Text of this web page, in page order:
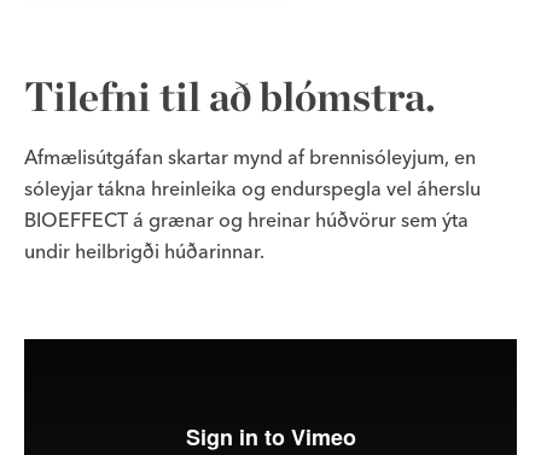
Tilefni til að blómstra.
Afmælisútgáfan skartar mynd af brennisóleyjum, en
sóleyjar tákna hreinleika og endurspegla vel áherslu
BIOEFFECT á grænar og hreinar húðvörur sem ýta
undir heilbrigði húðarinnar.